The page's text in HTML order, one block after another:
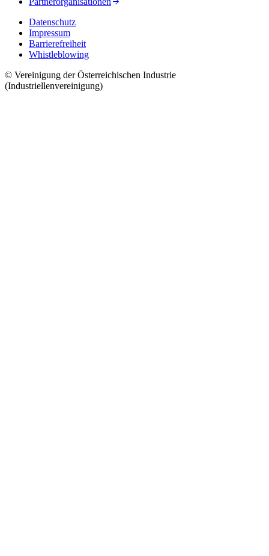
Datenschutz
Impressum
Barrierefreiheit
Whistleblowing
© Vereinigung der Österreichischen Industrie
(Industriellenvereinigung)